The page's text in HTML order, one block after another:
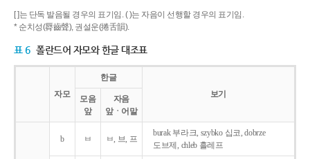
[ ]는 단독 발음될 경우의 표기임. ( )는 자음이 선행할 경우의 표기임.
* 순치성(脣齒聲), 권설운(捲舌韻).
표 6 폴란드어 자모와 한글 대조표
자모
한글
보기
모음
앞
자음
앞ㆍ어말
b ㅂ ㅂ, 브, 프
burak 부라크, szybko 십코, dobrze
도브제, chleb 흘레프